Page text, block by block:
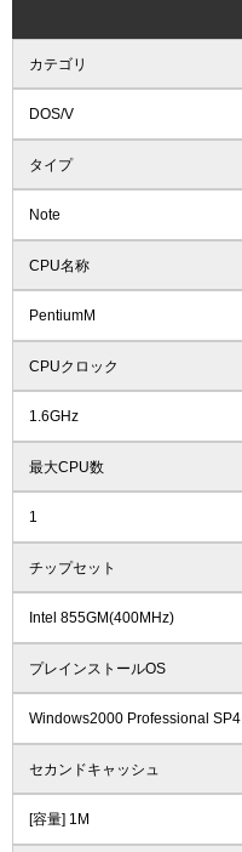
カテゴリ
DOS/V
タイプ
Note
CPU名称
PentiumM
CPUクロック
1.6GHz
最大CPU数
1
チップセット
Intel 855GM(400MHz)
プレインストールOS
Windows2000 Professional SP4
セカンドキャッシュ
[容量] 1M